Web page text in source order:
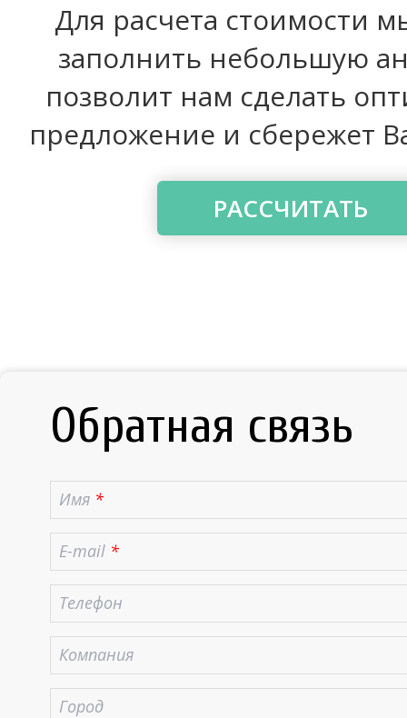
Для расчета стоимости
заполнить небольшую
позволит нам сделать
предложение и сбережет
РАССЧИТАТЬ
Обратная связь
Имя *
E-mail *
Телефон
Компания
Город